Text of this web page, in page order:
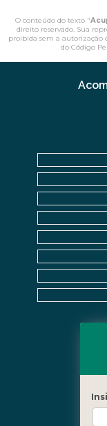
O conteúdo do texto "
direito reservado. Sua
proibida sem a autorização
do Código